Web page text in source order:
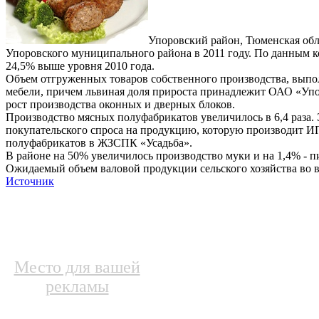
Упоровский район, Тюменская
Упоровского муниципального района в 2011 году. По данным
24,5% выше уровня 2010 года.
Объем отгруженных товаров собственного производства,
мебели, причем львиная доля прироста принадлежит ОАО
рост производства оконных и дверных блоков.
Производство мясных полуфабрикатов увеличилось в 6,4
покупательского спроса на продукцию, которую производит
полуфабрикатов в ЖЗСПК «Усадьба».
В районе на 50% увеличилось производство муки и на 1,4% -
Ожидаемый объем валовой продукции сельского хозяйства
Источник
Место для вашей
рекламы